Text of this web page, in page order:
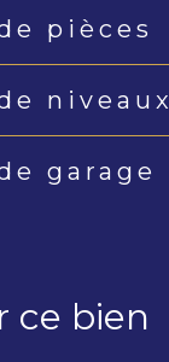
pièces
niveaux
garage
ce bien